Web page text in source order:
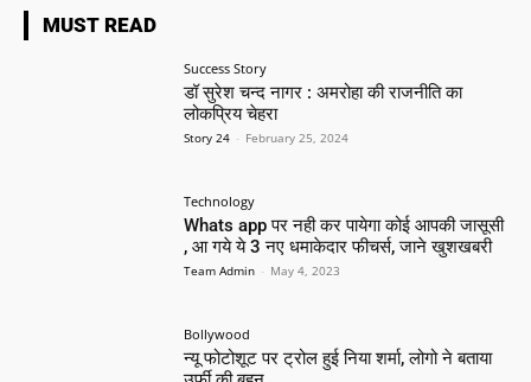
MUST READ
Success Story
डॉ सुरेश चन्द नागर : अमरोहा की राजनीति का
लोकप्रिय चेहरा
Story 24 - February 25, 2024
Technology
Whats app पर नही कर पायेगा कोई आपकी जासूसी
, आ गये ये 3 नए धमाकेदार फीचर्स, जाने खुशखबरी
Team Admin - May 4, 2023
Bollywood
न्यू फोटोशूट पर ट्रोल हुई निया शर्मा, लोगो ने बताया